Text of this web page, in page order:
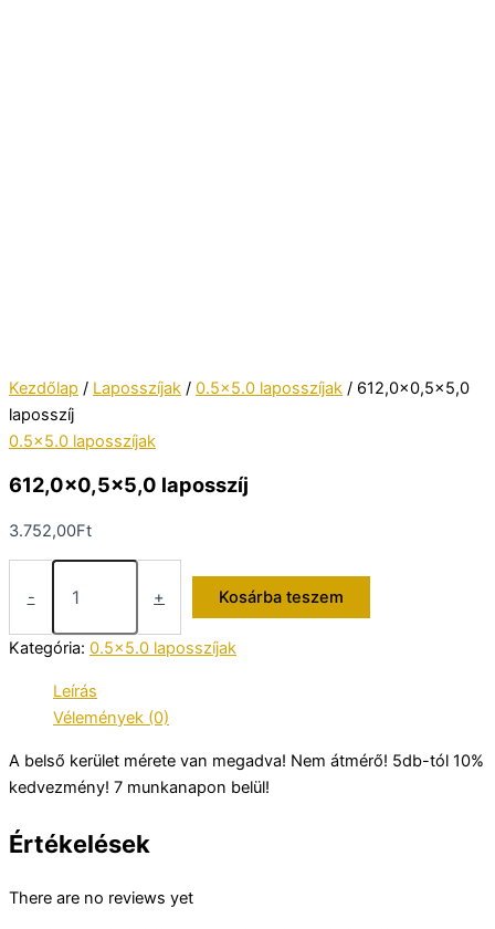
Kezdőlap / Laposszíjak / 0.5x5.0 laposszíjak / 612,0×0,5×5,0
laposszíj
0.5x5.0 laposszíjak
612,0×0,5×5,0 laposszíj
3.752,00Ft
-
612,0×0,5×5,0
+ Kosárba teszem
Kategória: 0.5x5.0 laposszíjak
Leírás
Vélemények (0)
A belső kerület mérete van megadva! Nem átmérő! 5db-tól 10%
kedvezmény! 7 munkanapon belül!
Értékelések
There are no reviews yet